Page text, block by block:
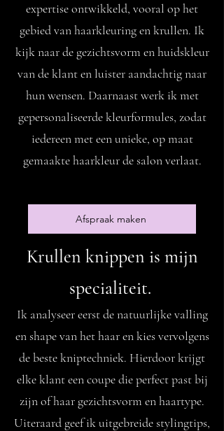
expertise ontwikkeld, vooral op het
gebied van haarkleuring en krullen. Ik
kijk naar de gezichtsvorm en huidskleur
van de klant en luister aandachtig naar
hun wensen. Daarnaast werk ik met
gepersonaliseerde kleurformules, zodat
iedereen met een unieke, op maat
gemaakte haarkleur de salon verlaat.
Afspraak maken
Krullen knippen is mijn
specialiteit.
Ik analyseer eerst de natuurlijke valling
en shape van het haar en kies vervolgens
de beste kniptechniek. Hierdoor krijgt
elke klant een coupe die perfect past bij
zijn of haar gezichtsvorm en haartype.
Uiteraard geef ik uitgebreide stylingtips,